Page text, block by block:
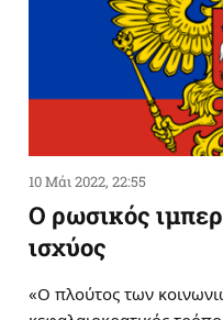
10 Μάι 2022, 22:55
Ο ρωσικός
ισχύος
«Ο πλούτος των